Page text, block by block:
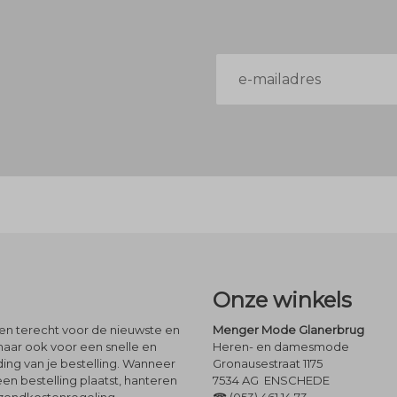
mailadres
terecht voor de nieuwste en
ook voor een snelle en
van je bestelling. Wanneer
bestelling plaatst, hanteren
Onze winkels
Menger Mode Glanerbrug
Heren- en damesmode
Gronausestraat 1175
7534 AG ENSCHEDE